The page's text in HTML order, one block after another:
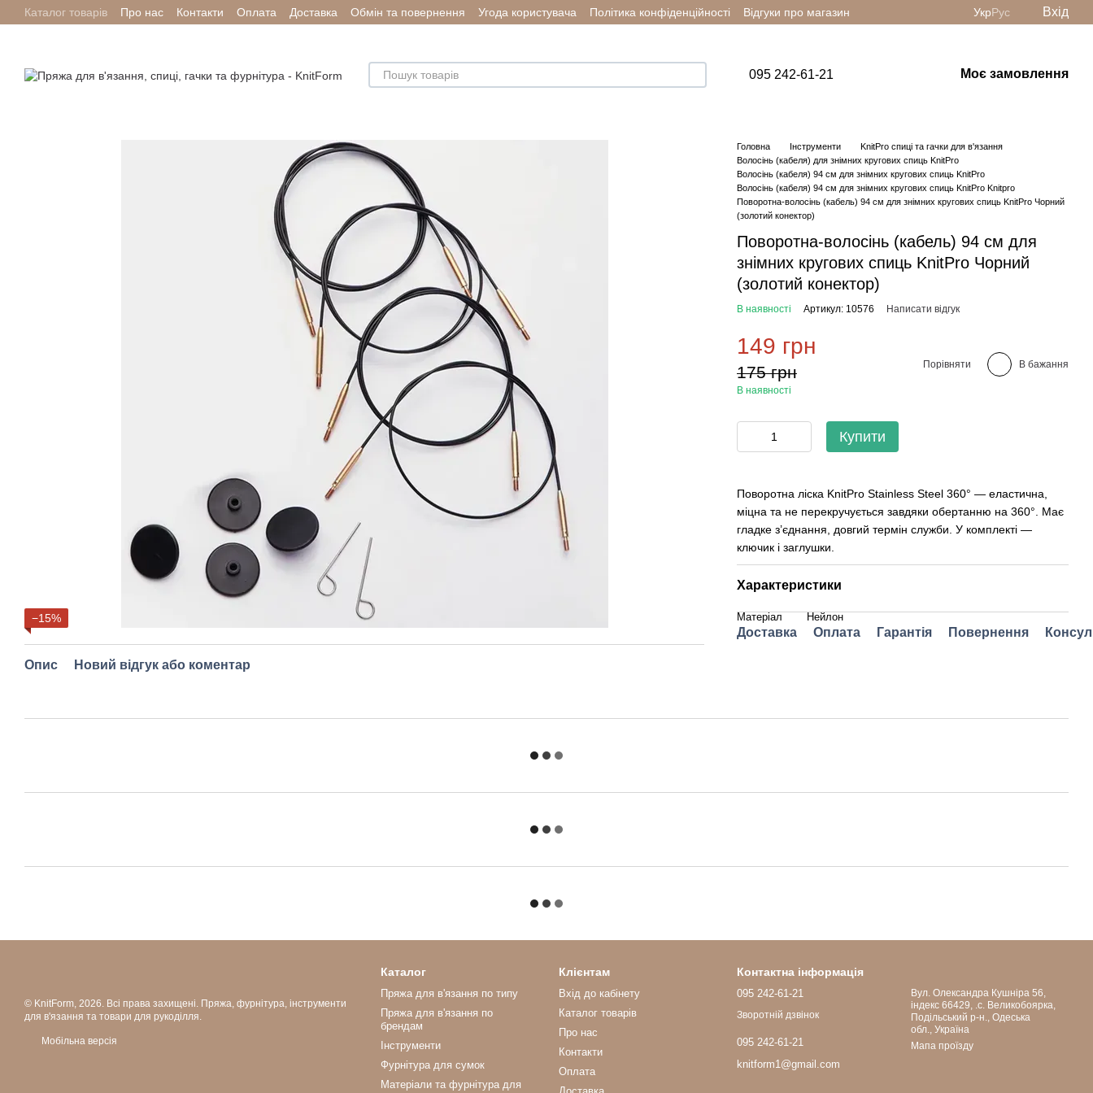
Перейти до основного контенту
Каталог товарів Про нас Контакти Оплата Доставка Обмін та повернення Угода користувача Політика конфіденційності Відгуки про магазин УкрРус Вхід
095 242-61-21 Моє замовлення
−15%
Опис Новий відгук або коментар
Головна Інструменти
KnitPro спиці та гачки для в'язання
Волосінь (кабеля) для знімних кругових спиць KnitPro
Волосінь (кабеля) 94 см для знімних кругових спиць KnitPro
Волосінь (кабеля) 94 см для знімних кругових спиць KnitPro Knitpro
Поворотна-волосінь (кабель) 94 см для знімних кругових спиць KnitPro Чорний
(золотий конектор)
Поворотна-волосінь (кабель) 94 см для
знімних кругових спиць KnitPro Чорний
(золотий конектор)
В наявності Артикул: 10576 Написати відгук
149 грн
175 грн
В наявності
Порівняти В бажання
Купити
Поворотна ліска KnitPro Stainless Steel 360° — еластична,
міцна та не перекручується завдяки обертанню на 360°. Має
гладке з’єднання, довгий термін служби. У комплекті —
ключик і заглушки.
Характеристики
Матеріал Нейлон
Доставка Оплата Гарантія Повернення
© KnitForm, 2026. Всі права захищені. Пряжа, фурнітура, інструменти
для в'язання та товари для рукоділля.
Мобільна версія
Каталог
Пряжа для в'язання по типу
Пряжа для в'язання по
брендам
Інструменти
Фурнітура для сумок
Матеріали та фурнітура для
Клієнтам
Вхід до кабінету
Каталог товарів
Про нас
Контакти
Оплата
Контактна інформація
095 242-61-21
Зворотній дзвінок
095 242-61-21
knitform1@gmail.com
Вул. Олександра Кушніра 56,
індекс 66429, .с. Великобоярка,
Подільський р-н., Одеська
обл., Україна
Мапа проїзду